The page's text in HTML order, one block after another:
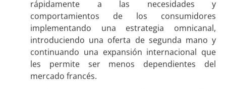
rápidamente a las necesidades y
comportamientos de los consumidores
implementando una estrategia omnicanal,
introduciendo una oferta de segunda mano y
continuando una expansión internacional que
les permite ser menos dependientes del
mercado francés.